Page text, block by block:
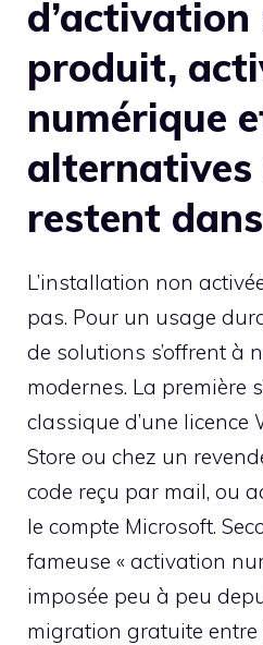
d’activation
produit,
numérique
alternatives
restent
L’installation non
pas. Pour un usage
de solutions s’offrent à
modernes. La première
classique d’une
Store ou chez un
code reçu par mail, ou
le compte Microsoft.
fameuse « activation
imposée peu à peu
migration gratuite